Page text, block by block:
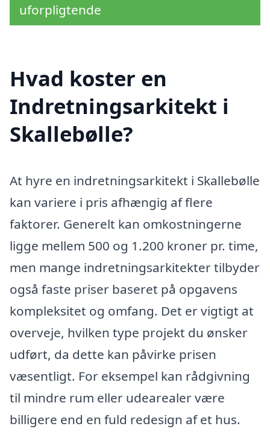
uforpligtende
Hvad koster en
Indretningsarkitekt i
Skallebølle?
At hyre en indretningsarkitekt i Skallebølle
kan variere i pris afhængig af flere
faktorer. Generelt kan omkostningerne
ligge mellem 500 og 1.200 kroner pr. time,
men mange indretningsarkitekter tilbyder
også faste priser baseret på opgavens
kompleksitet og omfang. Det er vigtigt at
overveje, hvilken type projekt du ønsker
udført, da dette kan påvirke prisen
væsentligt. For eksempel kan rådgivning
til mindre rum eller udearealer være
billigere end en fuld redesign af et hus.